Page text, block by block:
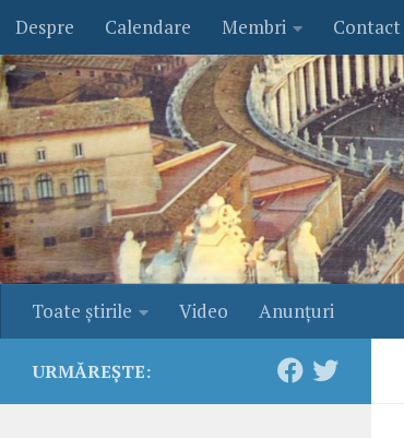
Skip to content
Despre Calendare Membri Contact
Toate ştirile Video Anunţuri
URMĂREȘTE: